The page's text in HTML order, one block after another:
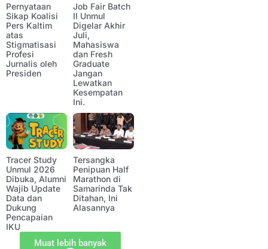
Pernyataan
Sikap Koalisi
Pers Kaltim
atas
Stigmatisasi
Profesi
Jurnalis oleh
Presiden
Job Fair Batch
II Unmul
Digelar Akhir
Juli,
Mahasiswa
dan Fresh
Graduate
Jangan
Lewatkan
Kesempatan
Ini.
Tracer Study
Unmul 2026
Dibuka, Alumni
Wajib Update
Data dan
Dukung
Pencapaian
IKU
Tersangka
Penipuan Half
Marathon di
Samarinda Tak
Ditahan, Ini
Alasannya
Muat lebih banyak